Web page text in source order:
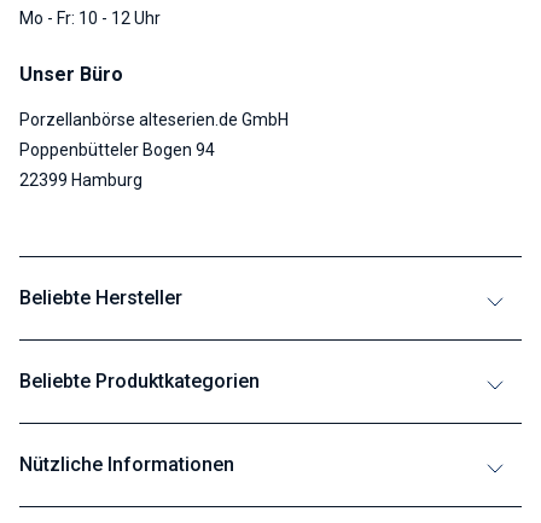
Mo - Fr: 10 - 12 Uhr
Unser Büro
Porzellanbörse alteserien.de GmbH
Poppenbütteler Bogen 94
22399 Hamburg
Beliebte Hersteller
Beliebte Produktkategorien
Nützliche Informationen